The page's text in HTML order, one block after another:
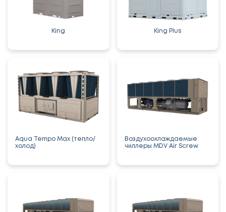
King King Plus
Aqua Tempo Max (тепло/
холод)
Воздухоохлаждаемые
чиллеры MDV Air Screw